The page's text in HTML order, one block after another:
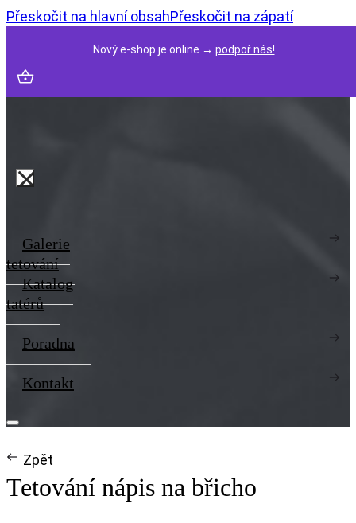
Přeskočit na hlavní obsahPřeskočit na zápatí
Nový e-shop je online → podpoř nás!
Galerie
tetování
Katalog
tatérů
Poradna
Kontakt
Zpět
Tetování nápis na břicho